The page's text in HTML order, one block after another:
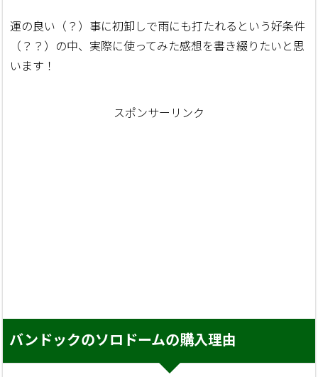
運の良い（？）事に初卸しで雨にも打たれるという好条件
（？？）の中、実際に使ってみた感想を書き綴りたいと思
います！
スポンサーリンク
バンドックのソロドームの購入理由